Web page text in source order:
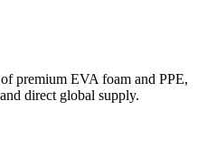
premium EVA foam and PPE,
direct global supply.